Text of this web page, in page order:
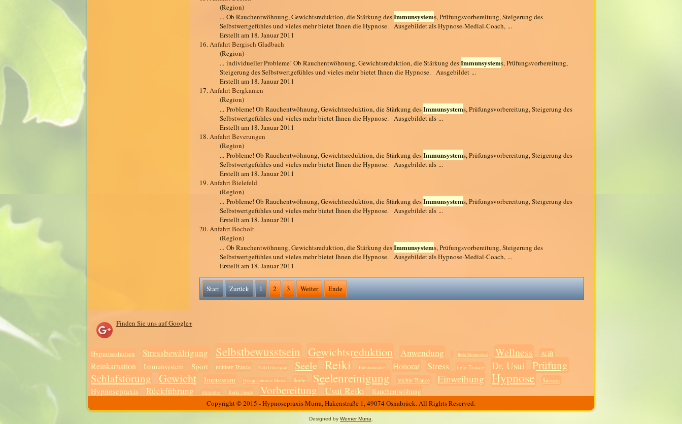
(Region)
... Ob Rauchentwöhnung, Gewichtsreduktion, die Stärkung desImmunsystems, Prüfungsvorbereitung, Steigerung des
Selbstwertgefühles und vieles mehr bietet Ihnen die Hypnose. Ausgebildet als Hypnose-Medial-Coach, ...
Erstellt am 18. Januar 2011
16.Anfahrt Bergisch Gladbach
(Region)
... individueller Probleme! Ob Rauchentwöhnung, Gewichtsreduktion, die Stärkung desImmunsystems, Prüfungsvorbereitung,
Steigerung des Selbstwertgefühles und vieles mehr bietet Ihnen die Hypnose. Ausgebildet ...
Erstellt am 18. Januar 2011
17.Anfahrt Bergkamen
(Region)
... Probleme! Ob Rauchentwöhnung, Gewichtsreduktion, die Stärkung desImmunsystems, Prüfungsvorbereitung, Steigerung des
Selbstwertgefühles und vieles mehr bietet Ihnen die Hypnose. Ausgebildet als ...
Erstellt am 18. Januar 2011
18.Anfahrt Beverungen
(Region)
... Probleme! Ob Rauchentwöhnung, Gewichtsreduktion, die Stärkung desImmunsystems, Prüfungsvorbereitung, Steigerung des
Selbstwertgefühles und vieles mehr bietet Ihnen die Hypnose. Ausgebildet als ...
Erstellt am 18. Januar 2011
19.Anfahrt Bielefeld
(Region)
... Probleme! Ob Rauchentwöhnung, Gewichtsreduktion, die Stärkung desImmunsystems, Prüfungsvorbereitung, Steigerung des
Selbstwertgefühles und vieles mehr bietet Ihnen die Hypnose. Ausgebildet als ...
Erstellt am 18. Januar 2011
20.Anfahrt Bocholt
(Region)
... Ob Rauchentwöhnung, Gewichtsreduktion, die Stärkung desImmunsystems, Prüfungsvorbereitung, Steigerung des
Selbstwertgefühles und vieles mehr bietet Ihnen die Hypnose. Ausgebildet als Hypnose-Medial-Coach, ...
Erstellt am 18. Januar 2011
Start Zurück 1 2 3 Weiter Ende
Finden Sie uns auf Google+
Hypnosestadien Stressbewältigung Selbstbewusstsein Gewichtsreduktion Anwendung Reiki Meistergrad Wellness AGB
Reinkarnation Immunsystem Sport mittlere Trance Reiki Lehrergrad Seele Reiki Entspannung Honorar Stress tiefe Trance Dr. Usui
Prüfung
Schlafstörung
Gewicht Impressum Hypnosepraxis Murra Seele Seelenreinigung leichte Trance Einweihung Hypnose Sitzung
Hypnosepraxis Rückführung Aktuelles Reiki Grade Vorbereitung Usui Reiki Rauchentwöhung
Copyright © 2015 - Hypnosepraxis Murra, Hakenstraße 1, 49074 Osnabrück. All Rights Reserved.
Designed by Werner Murra